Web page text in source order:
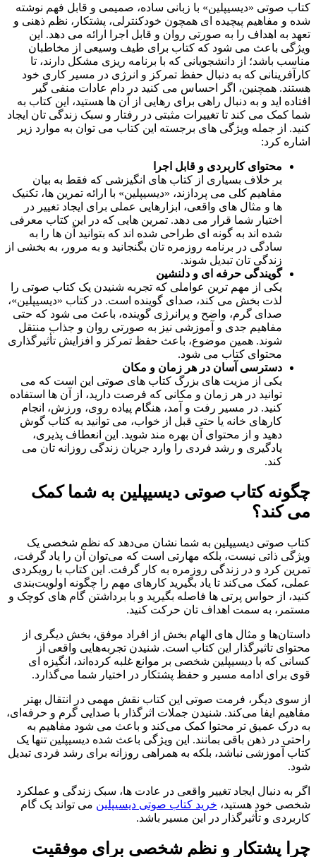
کتاب صوتی «دیسیپلین» با زبانی ساده، صمیمی و قابل فهم نوشته
شده و مفاهیم پیچیده ای همچون خودکنترلی، پشتکار، نظم ذهنی و
تعهد به اهداف را به صورتی روان و قابل اجرا ارائه می دهد. این
ویژگی باعث می شود که کتاب برای طیف وسیعی از مخاطبان
مناسب باشد؛ از دانشجویانی که با برنامه ریزی مشکل دارند، تا
کارآفرینانی که به دنبال حفظ تمرکز و انرژی در مسیر کاری خود
هستند. همچنین، اگر احساس می کنید در دام عادات منفی گیر
افتاده اید و به دنبال راهی برای رهایی از آن ها هستید، این کتاب به
شما کمک می کند تا تغییرات مثبتی در رفتار و سبک زندگی تان ایجاد
کنید. از جمله ویژگی های برجسته این کتاب می توان به موارد زیر
اشاره کرد:
محتوای کاربردی و قابل اجرا
بر خلاف بسیاری از کتاب های انگیزشی که فقط به بیان
مفاهیم کلی می پردازند، «دیسیپلین» با ارائه تمرین ها، تکنیک
ها و مثال های واقعی، ابزارهایی عملی برای ایجاد تغییر در
اختیار شما قرار می دهد. تمرین هایی که در این کتاب معرفی
شده اند به گونه ای طراحی شده اند که بتوانید آن ها را به
سادگی در برنامه روزمره تان بگنجانید و به مرور، به بخشی از
زندگی تان تبدیل شوند.
گویندگی حرفه ای و دلنشین
یکی از مهم ترین عواملی که تجربه شنیدن یک کتاب صوتی را
لذت بخش می کند، صدای گوینده است. در کتاب «دیسیپلین»،
صدای گرم، واضح و پرانرژی گوینده، باعث می شود که حتی
مفاهیم جدی و آموزشی نیز به صورتی روان و جذاب منتقل
شوند. همین موضوع، باعث حفظ تمرکز و افزایش تأثیرگذاری
محتوای کتاب می شود.
دسترسی آسان در هر زمان و مکان
یکی از مزیت های بزرگ کتاب های صوتی این است که می
توانید در هر زمان و مکانی که فرصت دارید، از آن ها استفاده
کنید. در مسیر رفت و آمد، هنگام پیاده روی، ورزش، انجام
کارهای خانه یا حتی قبل از خواب، می توانید به کتاب گوش
دهید و از محتوای آن بهره مند شوید. این انعطاف پذیری،
یادگیری و رشد فردی را وارد جریان زندگی روزانه تان می
کند.
چگونه کتاب صوتی دیسیپلین به شما کمک
می کند؟
کتاب صوتی دیسیپلین به شما نشان می‌دهد که نظم شخصی یک
ویژگی ذاتی نیست، بلکه مهارتی است که می‌توان آن را یاد گرفت،
تمرین کرد و در زندگی روزمره به‌ کار گرفت. این کتاب با رویکردی
عملی، کمک می‌کند تا یاد بگیرید کارهای مهم را چگونه اولویت‌بندی
کنید، از حواس‌ پرتی‌ ها فاصله بگیرید و با برداشتن گام‌ های کوچک و
مستمر، به سمت اهداف‌ تان حرکت کنید.
داستان‌ها و مثال‌ های الهام‌ بخش از افراد موفق، بخش دیگری از
محتوای تاثیرگذار این کتاب است. شنیدن تجربه‌هایی واقعی از
کسانی که با دیسیپلین شخصی بر موانع غلبه کرده‌اند، انگیزه‌ ای
قوی برای ادامه مسیر و حفظ پشتکار در اختیار شما می‌گذارد.
از سوی دیگر، فرمت صوتی این کتاب نقش مهمی در انتقال بهتر
مفاهیم ایفا می‌کند. شنیدن جملات اثرگذار با صدایی گرم و حرفه‌ای،
به درک عمیق‌ تر محتوا کمک می‌کند و باعث می‌ شود مفاهیم به‌
راحتی در ذهن باقی بمانند. این ویژگی باعث شده دیسیپلین تنها یک
کتاب آموزشی نباشد، بلکه به همراهی روزانه برای رشد فردی تبدیل
شود.
اگر به دنبال ایجاد تغییر واقعی در عادت‌ ها، سبک زندگی و عملکرد
شخصی خود هستید، خرید کتاب صوتی دیسیپلین می‌ تواند یک گام
کاربردی و تأثیرگذار در این مسیر باشد.
چرا پشتکار و نظم شخصی برای موفقیت